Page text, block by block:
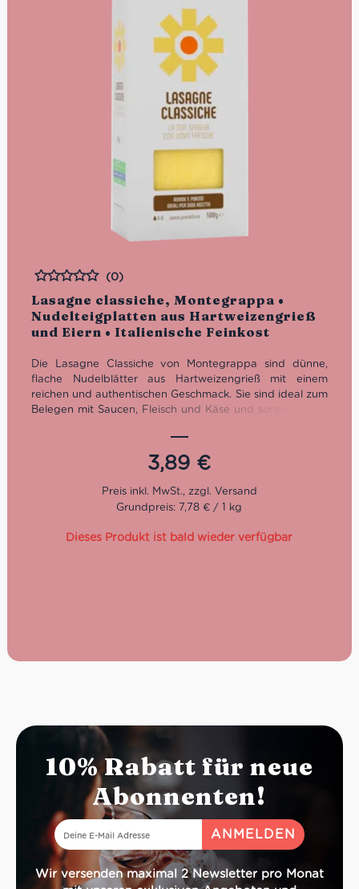
Lasagne classiche, Montegrappa •
Nudelteigplatten aus Hartweizengrieß
und Eiern • Italienische Feinkost
Bewertet
(0)
Die Lasagne Classiche von Montegrappa sind dünne,
flache Nudelblätter aus Hartweizengrieß mit einem
reichen und authentischen Geschmack. Sie sind ideal zum
Belegen mit Saucen, Fleisch und Käse und sorgen daher
3,89 €
Grundpreis: 7,78 € / 1 kg
Dieses Produkt ist bald wieder verfügbar
10% Rabatt für neue
Abonnenten!
Wir versenden maximal 2 Newsletter pro Monat